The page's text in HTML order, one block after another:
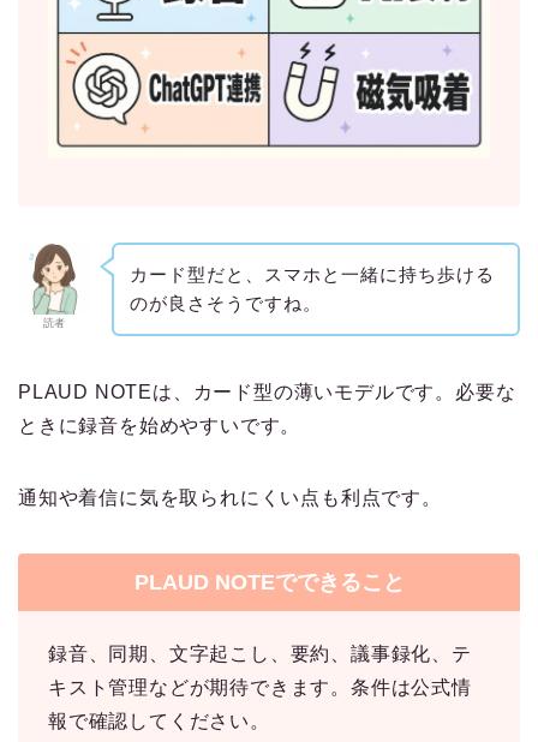
読者
カード型だと、スマホと一緒に持ち歩ける
のが良さそうですね。
PLAUD NOTEは、カード型の薄いモデルです。必要な
ときに録音を始めやすいです。
通知や着信に気を取られにくい点も利点です。
PLAUD NOTEでできること
録音、同期、文字起こし、要約、議事録化、テ
キスト管理などが期待できます。条件は公式情
報で確認してください。